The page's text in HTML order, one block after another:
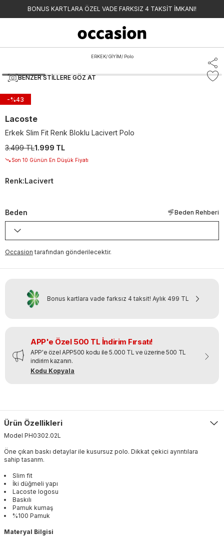
BONUS KARTLARA ÖZEL VADE FARKSIZ 4 TAKSİT İMKANI!
ERKEK/ GİYİM/ Polo
BENZER STILLERE GÖZ AT
-%43
Lacoste
Erkek Slim Fit Renk Bloklu Lacivert Polo
3.499 TL1.999 TL
Son 10 Günün En Düşük Fiyatı
Renk:Lacivert
Beden Beden Rehberi
Occasion tarafından gönderilecektir.
Bonus kartlara vade farksız 4 taksit! Aylık 499 TL
APP'e Özel 500 TL İndirim Fırsatı!
APP'e özel APP500 kodu ile 5.000 TL ve üzerine 500 TL
indirim kazanın.
Kodu Kopyala
Ürün Özellikleri
Model PH0302.02L
Öne çıkan baskı detaylar ile kusursuz polo. Dikkat çekici ayrıntılara
sahip tasarım.
Slim fit
İki düğmeli yapı
Lacoste logosu
Baskılı
Pamuk kumaş
%100 Pamuk
Materyal Bilgisi